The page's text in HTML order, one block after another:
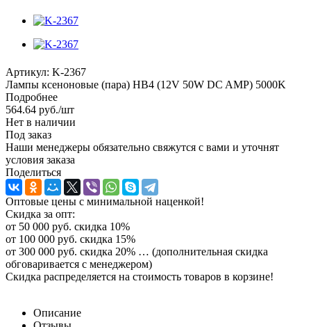
Артикул: K-2367
Лампы ксеноновые (пара) HB4 (12V 50W DC AMP) 5000K
Подробнее
564.64 руб./шт
Нет в наличии
Под заказ
Наши менеджеры обязательно свяжутся с вами и уточнят
условия заказа
Поделиться
Оптовые цены с минимальной наценкой!
Скидка за опт:
от 50 000 руб. скидка 10%
от 100 000 руб. скидка 15%
от 300 000 руб. скидка 20% … (дополнительная скидка
обговаривается с менеджером)
Скидка распределяется на стоимость товаров в корзине!
Описание